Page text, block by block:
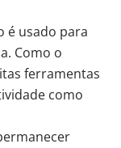
é usado para
Como o
ferramentas
como